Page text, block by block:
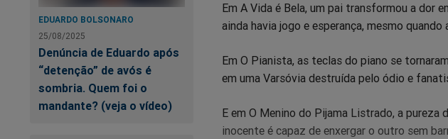
EDUARDO BOLSONARO
25/08/2025
Denúncia de Eduardo após
“detenção” de avós é
sombria. Quem foi o
mandante? (veja o vídeo)
Em A Vida é Bela, um pai transformou a dor
ainda havia jogo e esperança, mesmo
Em O Pianista, as teclas do piano se
em uma Varsóvia destruída pelo ódio e
E em O Menino do Pijama Listrado, a pureza
inocente é capaz de enxergar o outro sem